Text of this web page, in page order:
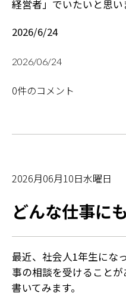
経営者」でいたいと思い
2026/6/24
2026/06/24
0件のコメント
2026月06月10日水曜日
どんな仕事に
最近、社会人1年生にな
事の相談を受けること
書いてみます。